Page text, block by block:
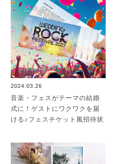
2024.03.26
音楽・フェスがテーマの結婚
式に！ゲストにワクワクを届
ける♪フェスチケット風招待状